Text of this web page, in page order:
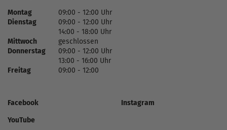
Montag
09:00 - 12:00 Uhr
Dienstag
09:00 - 12:00 Uhr
14:00 - 18:00 Uhr
Mittwoch
geschlossen
Donnerstag
09:00 - 12:00 Uhr
13:00 - 16:00 Uhr
Freitag
09:00 - 12:00
Facebook
Instagram
YouTube